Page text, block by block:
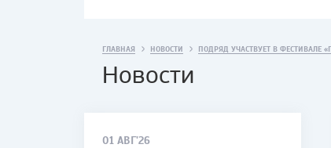
ГЛАВНАЯ НОВОСТИ ПОДРЯД УЧАСТВУЕТ В ФЕСТИВАЛЕ
Новости
01 АВГ'26